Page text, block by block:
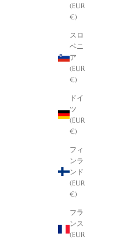
(EUR
€)
スロ
ベニ
ア
(EUR
€)
ドイ
ツ
(EUR
€)
フィ
ンラ
ンド
(EUR
€)
フラ
ンス
(EUR